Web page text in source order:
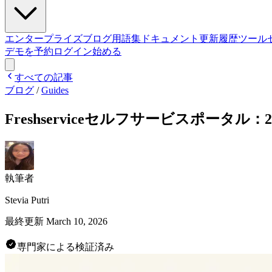
エンタープライズブログ用語集 ドキュメント 更新履歴ツール
デモを予約 ログイン始める
すべての記事
ブログ /Guides
Freshserviceセルフサービスポータル：
執筆者
Stevia Putri
最終更新 March 10, 2026
専門家による検証済み